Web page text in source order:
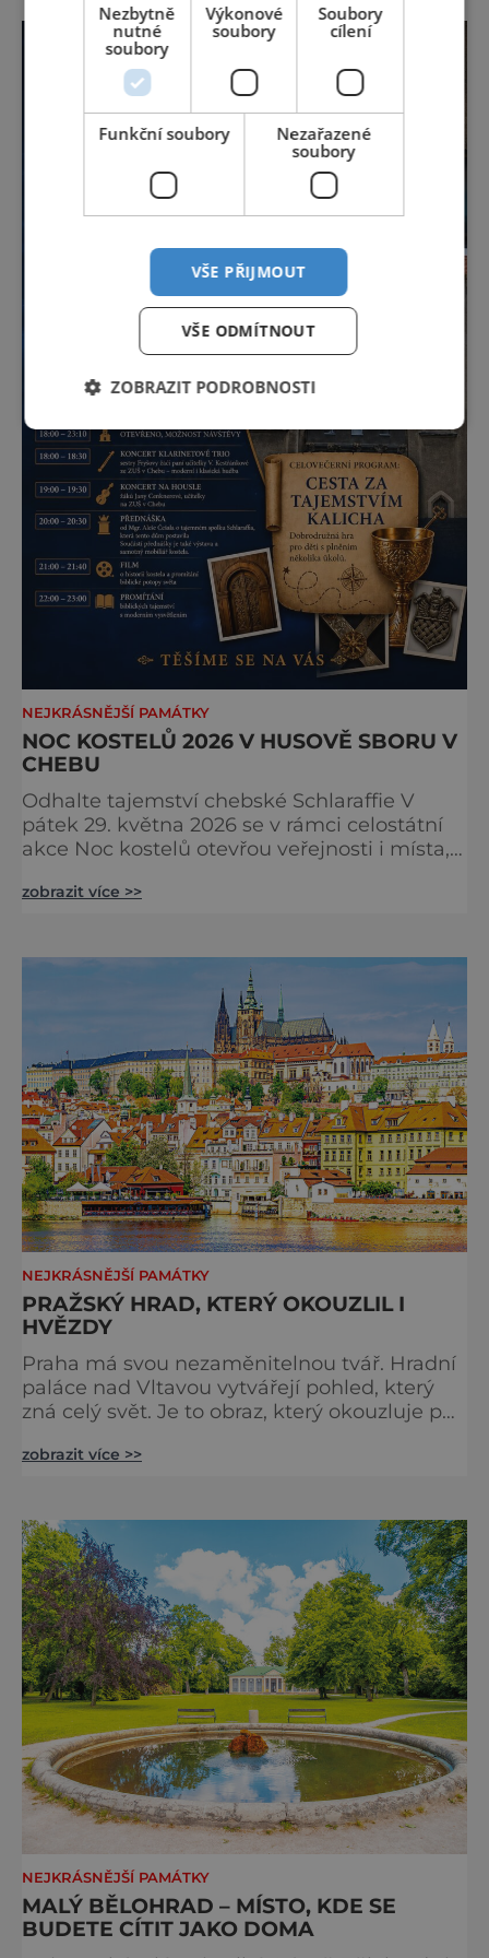
NEJKRÁSNĚJŠÍ PAMÁTKY
NOC KOSTELŮ 2026 V HUSOVĚ SBORU V
CHEBU
Odhalte tajemství chebské Schlaraffie V
pátek 29. května 2026 se v rámci celostátní
akce Noc kostelů otevřou veřejnosti i místa,
nejzajímavějších bude bezesporu Husův
večer plný historie, hudby, tajemství i
dobrodružství pro malé i velké návštěvníky.
Málokdo ví, že dnešní kos
zobrazit více >>
NEJKRÁSNĚJŠÍ PAMÁTKY
PRAŽSKÝ HRAD, KTERÝ OKOUZLIL I
HVĚZDY
Praha má svou nezaměnitelnou tvář. Hradní
paláce nad Vltavou vytvářejí pohled, který
zná celý svět. Je to obraz, který okouzluje po
jediný Čech, který by ho neznal. Pražský hrad
metropole, má ho na seznamu mí
zobrazit více >>
NEJKRÁSNĚJŠÍ PAMÁTKY
MALÝ BĚLOHRAD – MÍSTO, KDE SE
BUDETE CÍTIT JAKO DOMA
Nezbytně
nutné
soubory
Výkonové
soubory
Soubory
cílení
Funkční soubory
Nezařazené
soubory
VŠE PŘIJMOUT
VŠE ODMÍTNOUT
ZOBRAZIT PODROBNOSTI